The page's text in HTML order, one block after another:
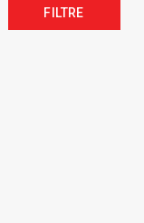
FILTRE